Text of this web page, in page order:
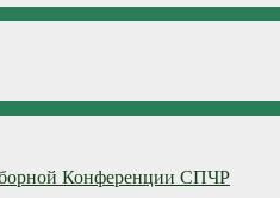
Конференции СПЧР